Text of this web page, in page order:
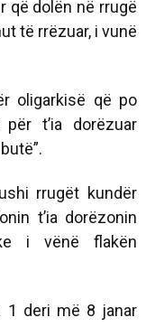
që dolën në rrugë
të rrëzuar, i vunë
oligarkisë që po
t’ia dorëzuar
rrugët kundër
t’ia dorëzonin
i vënë flakën
1 deri më 8 janar